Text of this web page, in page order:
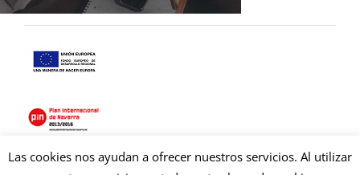
Las cookies nos ayudan a ofrecer nuestros servicios. Al utilizar